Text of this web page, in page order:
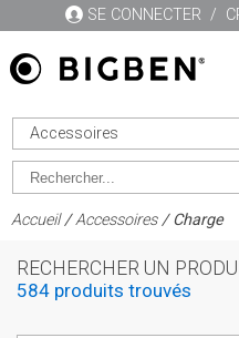
SE CONNECTER /
Accessoires
Accueil/Accessoires/ Charge
RECHERCHER UN
584 produits trouvés